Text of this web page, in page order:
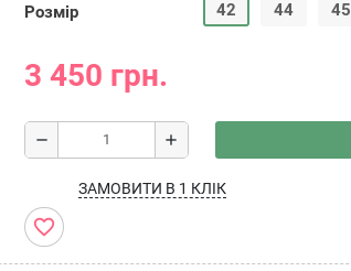
Розмір 42 44 45
3 450 грн.
remove add
ЗАМОВИТИ В 1 КЛІК
favorite_border